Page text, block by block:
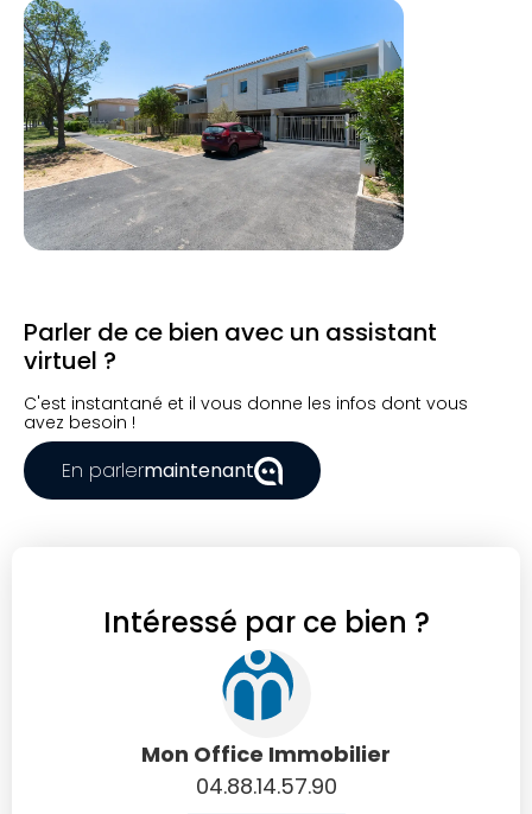
Parler de ce bien avec un assistant
virtuel ?
C'est instantané et il vous donne les infos dont vous
avez besoin !
En parlermaintenant
Intéressé par ce bien ?
Mon Office Immobilier
04.88.14.57.90